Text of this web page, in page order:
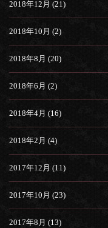
2018年12月 (21)
2018年10月 (2)
2018年8月 (20)
2018年6月 (2)
2018年4月 (16)
2018年2月 (4)
2017年12月 (11)
2017年10月 (23)
2017年8月 (13)